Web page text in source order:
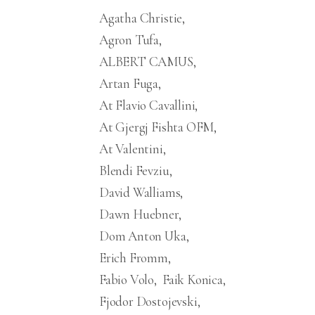
Agatha Christie
Agron Tufa
ALBERT CAMUS
Artan Fuga
At Flavio Cavallini
At Gjergj Fishta OFM
At Valentini
Blendi Fevziu
David Walliams
Dawn Huebner
Dom Anton Uka
Erich Fromm
Fabio Volo
Faik Konica
Fjodor Dostojevski